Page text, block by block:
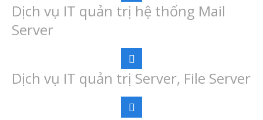
Dịch vụ IT quản trị hệ thống Mail
Server
Dịch vụ IT quản trị Server, File Server